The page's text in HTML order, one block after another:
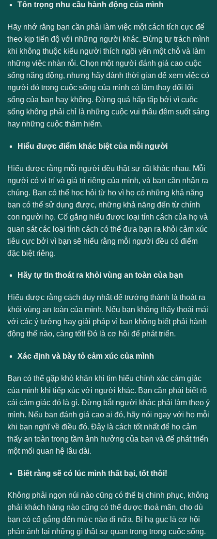
Tôn trọng nhu cầu hành động của mình
Hãy nhớ rằng bạn cần phải làm việc một cách tích cực để
theo kịp tiến độ với những người khác. Đừng tự trách mình
khi không thuộc kiểu người thích ngồi yên một chỗ và làm
những việc nhàn rỗi. Chọn một người đánh giá cao cuộc
sống năng động, nhưng hãy dành thời gian để xem việc có
người đó trong cuộc sống của mình có làm thay đổi lối
sống của bạn hay không. Đừng quá hấp tấp bởi vì cuộc
sống không phải chỉ là những cuộc vui thâu đêm suốt sáng
hay những cuộc thám hiểm.
Hiểu được điểm khác biệt của mỗi người
Hiểu được rằng mỗi người đều thật sự rất khác nhau. Mỗi
người có vị trí và giá trị riêng của mình, và bạn cần nhận ra
chúng. Bạn có thể học hỏi từ họ vì họ có những khả năng
bạn có thể sử dụng được, những khả năng đến từ chính
con người họ. Cố gắng hiểu được loại tính cách của họ và
quan sát các loại tính cách có thể đưa bạn ra khỏi cảm xúc
tiêu cực bởi vì bạn sẽ hiểu rằng mỗi người đều có điểm
đặc biệt riêng.
Hãy tự tin thoát ra khỏi vùng an toàn của bạn
Hiểu được rằng cách duy nhất để trưởng thành là thoát ra
khỏi vùng an toàn của mình. Nếu bạn không thấy thoải mái
với các ý tưởng hay giải pháp vì bạn không biết phải hành
động thế nào, càng tốt! Đó là cơ hội để phát triển.
Xác định và bày tỏ cảm xúc của mình
Bạn có thể gặp khó khăn khi tìm hiểu chính xác cảm giác
của mình khi tiếp xúc với người khác. Bạn cần phải biết rõ
cái cảm giác đó là gì. Đừng bắt người khác phải làm theo ý
mình. Nếu bạn đánh giá cao ai đó, hãy nói ngay với họ mỗi
khi bạn nghĩ về điều đó. Đây là cách tốt nhất để họ cảm
thấy an toàn trong tầm ảnh hưởng của bạn và để phát triển
một mối quan hệ lâu dài.
Biết rằng sẽ có lúc mình thất bại, tốt thôi!
Không phải ngọn núi nào cũng có thể bị chinh phục, không
phải khách hàng nào cũng có thể được thoả mãn, cho dù
bạn có cố gắng đến mức nào đi nữa. Bị hạ gục là cơ hội
phản ánh lại những gì thật sự quan trọng trong cuộc sống.